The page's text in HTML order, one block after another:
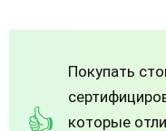
Покупать
которые